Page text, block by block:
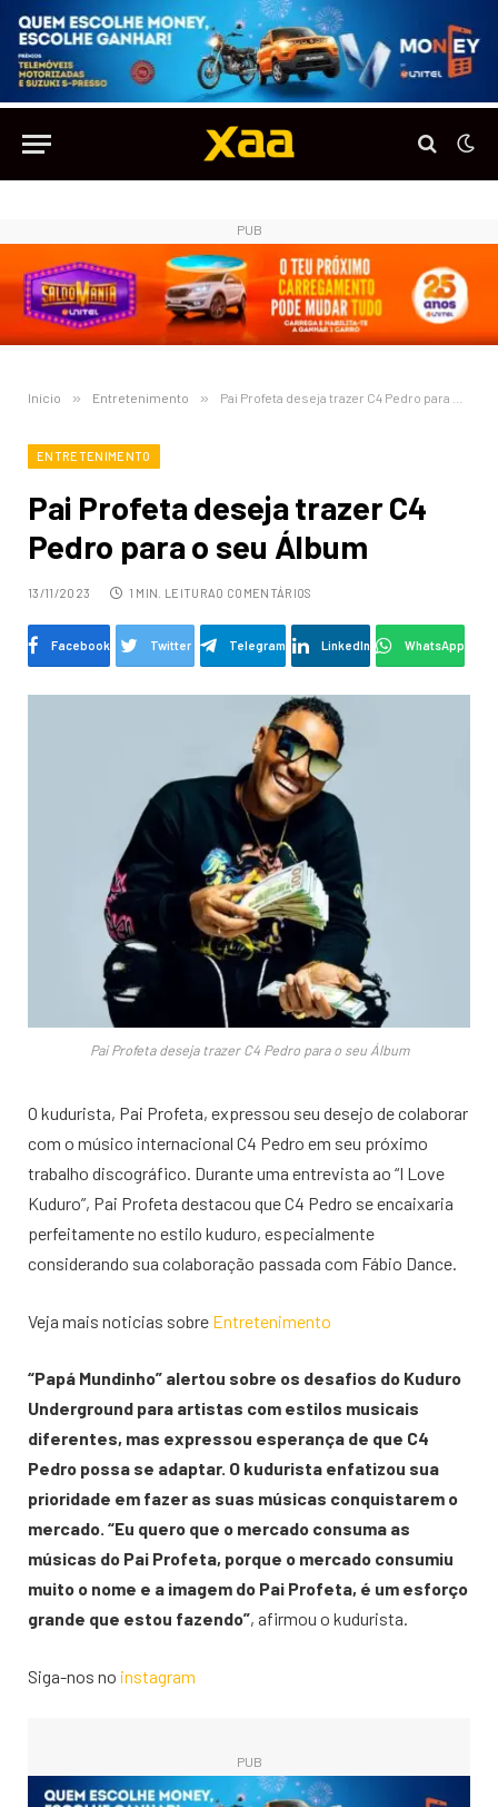
PUB
Início » Entretenimento » Pai Profeta deseja trazer C4 Pedro para o seu Álbum
ENTRETENIMENTO
Pai Profeta deseja trazer C4
Pedro para o seu Álbum
13/11/2023 1 MIN. LEITURA0 COMENTÁRIOS
Facebook Twitter Telegram LinkedIn WhatsApp
Pai Profeta deseja trazer C4 Pedro para o seu Álbum
O kudurista, Pai Profeta, expressou seu desejo de colaborar
com o músico internacional C4 Pedro em seu próximo
trabalho discográfico. Durante uma entrevista ao “I Love
Kuduro”, Pai Profeta destacou que C4 Pedro se encaixaria
perfeitamente no estilo kuduro, especialmente
considerando sua colaboração passada com Fábio Dance.
Veja mais noticias sobre Entretenimento
“Papá Mundinho” alertou sobre os desafios do Kuduro
Underground para artistas com estilos musicais
diferentes, mas expressou esperança de que C4
Pedro possa se adaptar. O kudurista enfatizou sua
prioridade em fazer as suas músicas conquistarem o
mercado. “Eu quero que o mercado consuma as
músicas do Pai Profeta, porque o mercado consumiu
muito o nome e a imagem do Pai Profeta, é um esforço
grande que estou fazendo”, afirmou o kudurista.
Siga-nos no instagram
PUB